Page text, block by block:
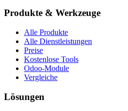
Produkte & Werkzeuge
Alle Produkte
Alle Dienstleistungen
Preise
Kostenlose Tools
Odoo-Module
Vergleiche
Lösungen